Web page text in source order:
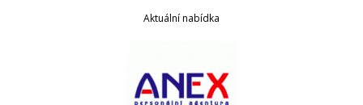
Aktuální nabídka